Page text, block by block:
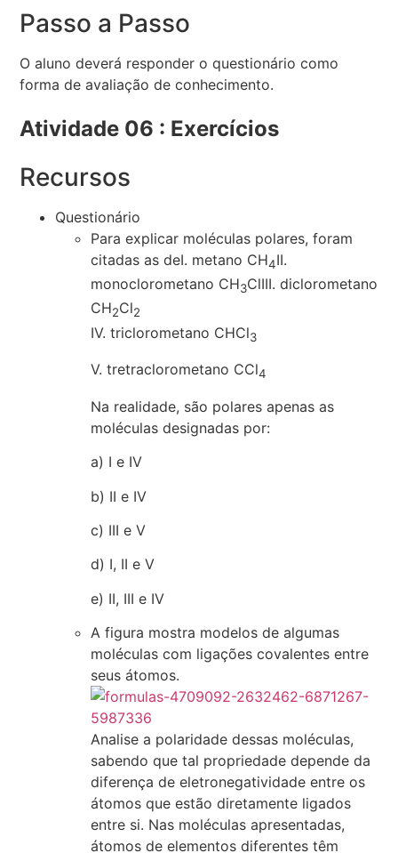
Passo a Passo
O aluno deverá responder o questionário como
forma de avaliação de conhecimento.
Atividade 06 : Exercícios
Recursos
Questionário
Para explicar moléculas polares, foram
citadas as deI. metano CH4II.
monoclorometano CH3ClIII. diclorometano
CH2Cl2
IV. triclorometano CHCl3
V. tretraclorometano CCl4
Na realidade, são polares apenas as
moléculas designadas por:
a) I e IV
b) II e IV
c) III e V
d) I, II e V
e) II, III e IV
A figura mostra modelos de algumas
moléculas com ligações covalentes entre
seus átomos.
Analise a polaridade dessas moléculas,
sabendo que tal propriedade depende da
diferença de eletronegatividade entre os
átomos que estão diretamente ligados
entre si. Nas moléculas apresentadas,
átomos de elementos diferentes têm